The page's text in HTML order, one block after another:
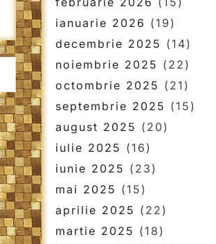
ianuarie 2026 (19)
decembrie 2025 (14)
noiembrie 2025 (22)
octombrie 2025 (21)
septembrie 2025 (15)
august 2025 (20)
iulie 2025 (16)
iunie 2025 (23)
mai 2025 (15)
aprilie 2025 (22)
martie 2025 (18)